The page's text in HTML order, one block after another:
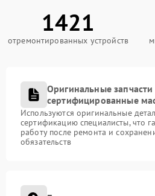
1421
отремонтированных устройств
Оригинальные запчасти
сертифицированные
Используются оригинальные
сертификацию специалисты, что
работу после ремонта и
обязательств